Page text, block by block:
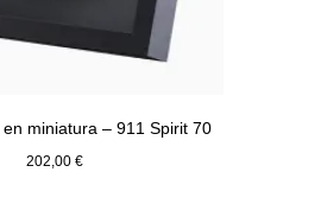
miniatura – 911 Spirit 70
202,00 €